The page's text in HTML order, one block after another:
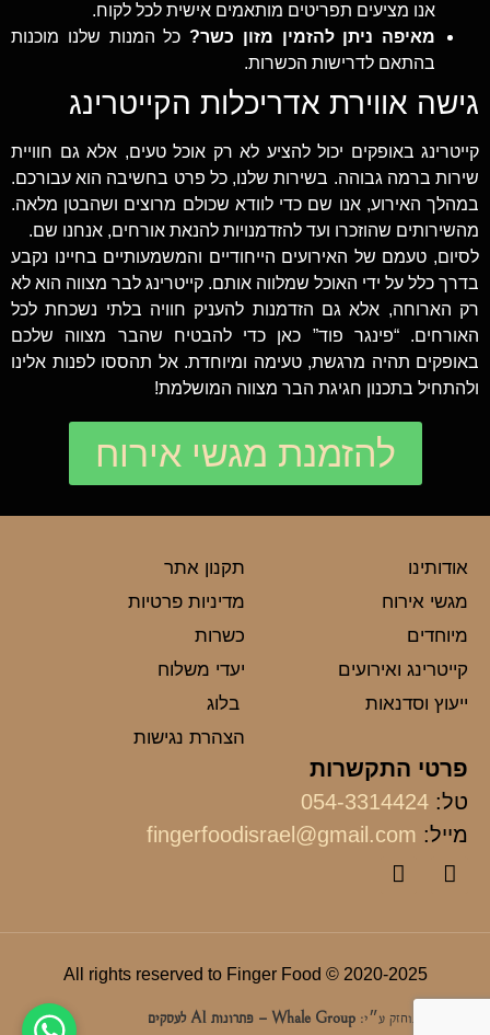
אנו מציעים תפריטים מותאמים אישית לכל לקוח.
מאיפה ניתן להזמין מזון כשר? כל המנות שלנו מוכנות
בהתאם לדרישות הכשרות.
גישה אווירת אדריכלות הקייטרינג
קייטרינג באופקים יכול להציע לא רק אוכל טעים, אלא גם חוויית
שירות ברמה גבוהה. בשירות שלנו, כל פרט בחשיבה הוא עבורכם.
במהלך האירוע, אנו שם כדי לוודא שכולם מרוצים ושהבטן מלאה.
מהשירותים שהוזכרו ועד להזדמנויות להנאת אורחים, אנחנו שם.
לסיום, טעמם של האירועים הייחודיים והמשמעותיים בחיינו נקבע
בדרך כלל על ידי האוכל שמלווה אותם. קייטרינג לבר מצווה הוא לא
רק הארוחה, אלא גם הזדמנות להעניק חוויה בלתי נשכחת לכל
האורחים. “פינגר פוד” כאן כדי להבטיח שהבר מצווה שלכם
באופקים תהיה מרגשת, טעימה ומיוחדת. אל תהססו לפנות אלינו
ולהתחיל בתכנון חגיגת הבר מצווה המושלמת!
להזמנת מגשי אירוח
אודותינו
מגשי אירוח
מיוחדים
קייטרינג ואירועים
ייעוץ וסדנאות
תקנון אתר
מדיניות פרטיות
כשרות
יעדי משלוח
בלוג
הצהרת נגישות
פרטי התקשרות
טל: 054-3314424
מייל: fingerfoodisrael@gmail.com
2020-2025 © All rights reserved to Finger Food
האתר מתוחזק ע״י:Whale Group – פתרונות AI לעסקים